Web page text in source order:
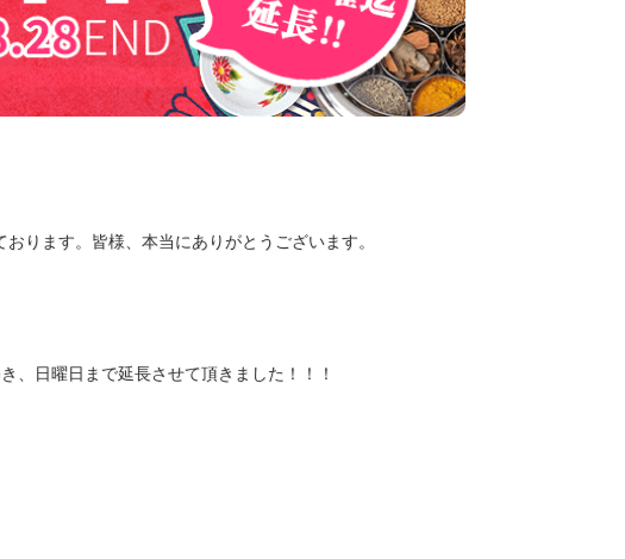
ります。皆様、本当にありがとうございます。
、日曜日まで延長させて頂きました！！！